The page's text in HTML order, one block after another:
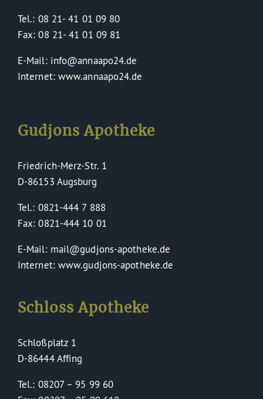
Tel.: 08 21- 41 01 09 80
Fax: 08 21- 41 01 09 81
E-Mail: info@annaapo24.de
Internet: www.annaapo24.de
Gudjons Apotheke
Friedrich-Merz-Str. 1
D-86153 Augsburg
Tel.: 0821-444 7 888
Fax: 0821-444 10 01
E-Mail: mail@gudjons-apotheke.de
Internet: www.gudjons-apotheke.de
Schloss Apotheke
Schloßplatz 1
D-86444 Affing
Tel.: 08207 – 95 99 60